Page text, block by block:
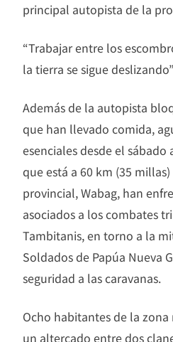
principal autopista de la
“Trabajar entre los
la tierra se sigue
Además de la autopista
que han llevado comida,
esenciales desde el
que está a 60 km (35
provincial, Wabag, han
asociados a los combates
Tambitanis, en torno a la
Soldados de Papúa Nueva
seguridad a las caravanas.
Ocho habitantes de la
un altercado entre dos